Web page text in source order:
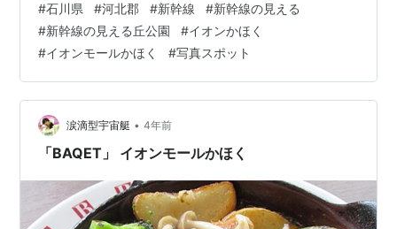
らの眺望 夜間には、新幹線から見える I♡つばた アクセ
スマップ
#石川県 #河北郡 #新幹線 #新幹線の見える
#新幹線の見える丘公園 #イオンかほく
#イオンモールかほく #写真スポット
涙滴型宇宙艇 • 4年前
「BAQET」 イオンモールかほく